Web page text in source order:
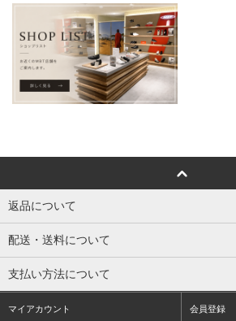
返品について
配送・送料について
支払い方法について
マイアカウント 会員登録